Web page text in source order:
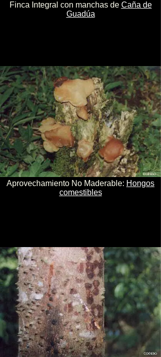
Finca Integral con manchas de Caña de
Guadúa
Aprovechamiento No Maderable: Hongos
comestibles